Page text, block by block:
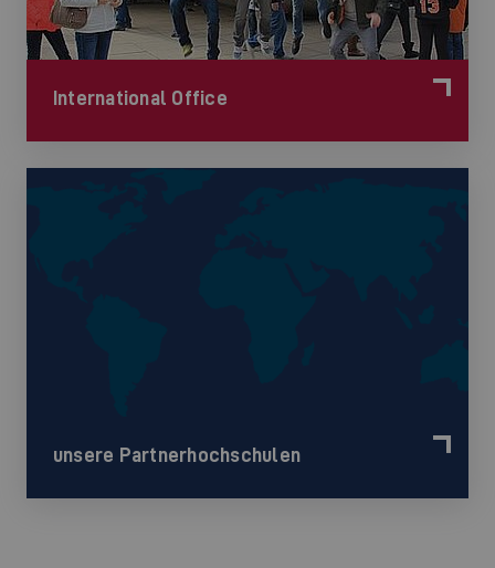
International Office
unsere Partnerhochschulen